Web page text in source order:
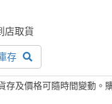
店取貨
存
存及價格可隨時間變動。